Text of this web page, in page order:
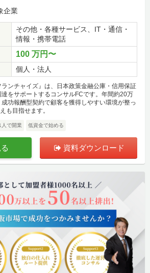
企業
その他・各種サービス、IT・通信・
情報・携帯電話
100 万円〜
個人・法人
ランチャイズ』は、日本政策金融公庫・信用保証
をサポートするコンサルFCです。年間約20万
功報酬型契約で顧客を獲得しやすい環境が整っ
も目指せます。
人で開業 低資金で始める
資料ダウンロード